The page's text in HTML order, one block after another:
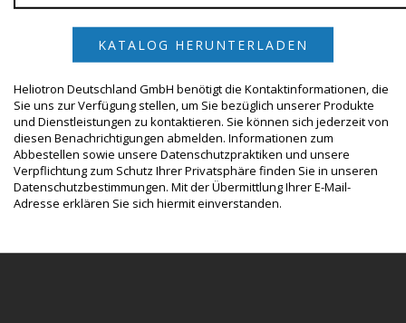
Heliotron Deutschland GmbH benötigt die Kontaktinformationen, die
Sie uns zur Verfügung stellen, um Sie bezüglich unserer Produkte
und Dienstleistungen zu kontaktieren. Sie können sich jederzeit von
diesen Benachrichtigungen abmelden. Informationen zum
Abbestellen sowie unsere Datenschutzpraktiken und unsere
Verpflichtung zum Schutz Ihrer Privatsphäre finden Sie in unseren
Datenschutzbestimmungen. Mit der Übermittlung Ihrer E-Mail-
Adresse erklären Sie sich hiermit einverstanden.